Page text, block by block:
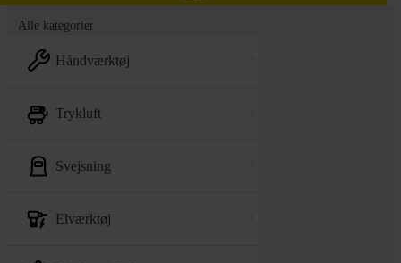
Alle kategorier
håndværktøj
trykluft
svejsning
elværktøj